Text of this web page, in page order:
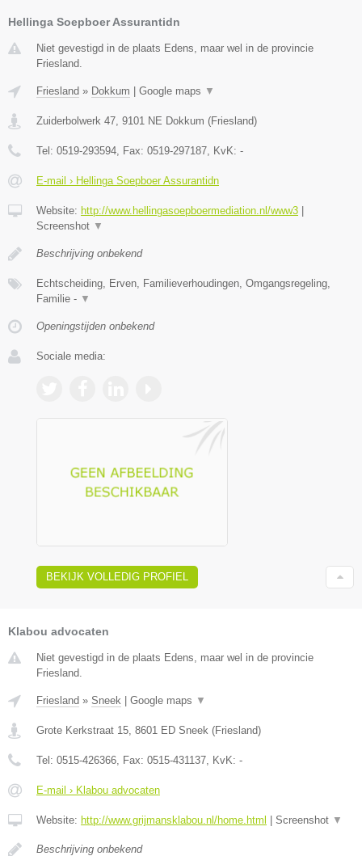
Hellinga Soepboer Assurantidn
Niet gevestigd in de plaats Edens, maar wel in de provincie
Friesland.
Friesland » Dokkum Google maps ▼
Zuiderbolwerk 47 9101 NE Dokkum (Friesland)
Tel: 0519-293594 , Fax: 0519-297187 , KvK: -
E-mail › Hellinga Soepboer Assurantidn
Website: http://www.hellingasoepboermediation.nl/www3
Screenshot ▼
Beschrijving onbekend
Echtscheiding, Erven, Familieverhoudingen, Omgangsregeling,
Familie - ▼
Openingstijden onbekend
Sociale media:
BEKIJK VOLLEDIG PROFIEL
Klabou advocaten
Niet gevestigd in de plaats Edens, maar wel in de provincie
Friesland.
Friesland » Sneek | Google maps ▼
Grote Kerkstraat 15 8601 ED Sneek (Friesland)
Tel: 0515-426366 , Fax: 0515-431137 , KvK: -
E-mail › Klabou advocaten
Website: http://www.grijmansklabou.nl/home.html | Screenshot ▼
Beschrijving onbekend